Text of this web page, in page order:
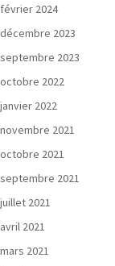
février 2024
décembre 2023
septembre 2023
octobre 2022
janvier 2022
novembre 2021
octobre 2021
septembre 2021
juillet 2021
avril 2021
mars 2021